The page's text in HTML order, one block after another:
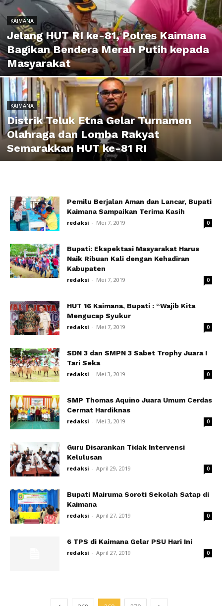
KAIMANA
Jelang HUT RI ke-81, Polres Kaimana
Bagikan Bendera Merah Putih kepada
Masyarakat
KAIMANA
Distrik Teluk Etna Gelar Turnamen
Olahraga dan Lomba Rakyat
Semarakkan HUT ke-81 RI
Pemilu Berjalan Aman dan Lancar, Bupati
Kaimana Sampaikan Terima Kasih
redaksi - Mei 7, 2019 0
Bupati: Ekspektasi Masyarakat Harus
Naik Ribuan Kali dengan Kehadiran
Kabupaten
redaksi - Mei 7, 2019 0
HUT 16 Kaimana, Bupati : “Wajib Kita
Mengucap Syukur
redaksi - Mei 7, 2019 0
SDN 3 dan SMPN 3 Sabet Trophy Juara I
Tari Seka
redaksi - Mei 3, 2019 0
SMP Thomas Aquino Juara Umum Cerdas
Cermat Hardiknas
redaksi - Mei 3, 2019 0
Guru Disarankan Tidak Intervensi
Kelulusan
redaksi - April 29, 2019 0
Bupati Mairuma Soroti Sekolah Satap di
Kaimana
redaksi - April 27, 2019 0
6 TPS di Kaimana Gelar PSU Hari Ini
redaksi - April 27, 2019 0